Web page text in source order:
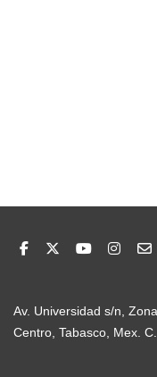
Av. Universidad s/n,
Centro, Tabasco, Mex.